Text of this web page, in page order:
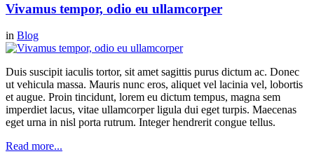
Vivamus tempor, odio eu ullamcorper
in Blog
Duis suscipit iaculis tortor, sit amet sagittis purus dictum ac. Donec
ut vehicula massa. Mauris nunc eros, aliquet vel lacinia vel, lobortis
et augue. Proin tincidunt, lorem eu dictum tempus, magna sem
imperdiet lacus, vitae ullamcorper ligula dui eget turpis. Maecenas
eget urna in nisl porta rutrum. Integer hendrerit congue tellus.
Read more...